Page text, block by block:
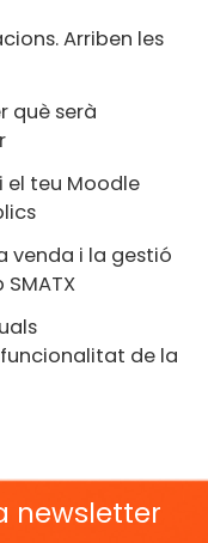
Arriben les
què serà
el teu Moodle
venda i la gestió
de la
newsletter